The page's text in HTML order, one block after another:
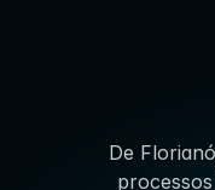
De